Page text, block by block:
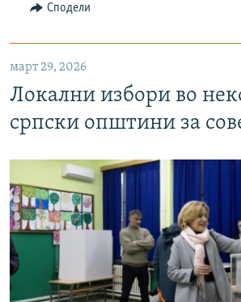
Сподели
март 29, 2026
Локални избори во
српски општини за